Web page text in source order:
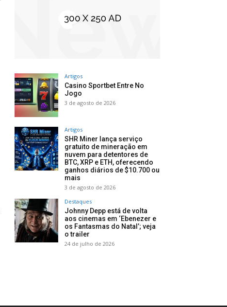
Artigos
Casino Sportbet Entre No
Jogo
3 de agosto de 2026
Artigos
SHR Miner lança serviço
gratuito de mineração em
nuvem para detentores de
BTC, XRP e ETH, oferecendo
ganhos diários de $10.700 ou
mais
3 de agosto de 2026
Destaques
Johnny Depp está de volta
aos cinemas em ‘Ebenezer e
os Fantasmas do Natal’; veja
o trailer
24 de julho de 2026